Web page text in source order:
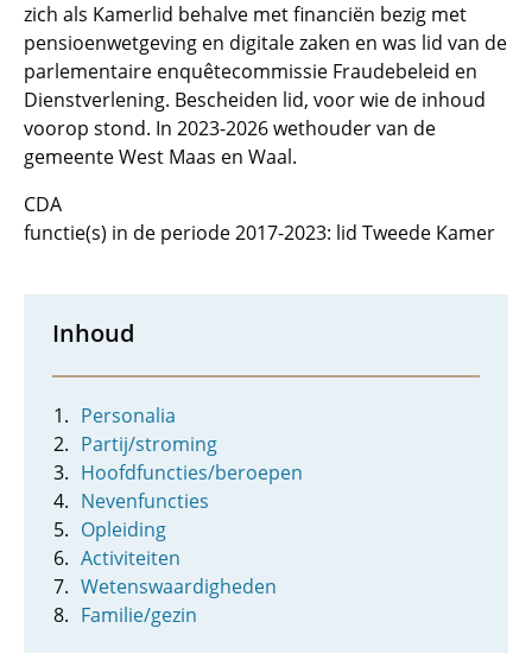
zich als Kamerlid behalve met financiën bezig met
pensioenwetgeving en digitale zaken en was lid van de
parlementaire enquêtecommissie Fraudebeleid en
Dienstverlening. Bescheiden lid, voor wie de inhoud
voorop stond. In 2023-2026 wethouder van de
gemeente West Maas en Waal.
CDA
functie(s) in de periode 2017-2023: lid Tweede Kamer
Inhoud
Personalia
Partij/stroming
Hoofdfuncties/beroepen
Nevenfuncties
Opleiding
Activiteiten
Wetenswaardigheden
Familie/gezin